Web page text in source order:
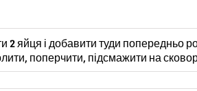
2 яйця і добавити туди попередньо
поперчити, підсмажити на